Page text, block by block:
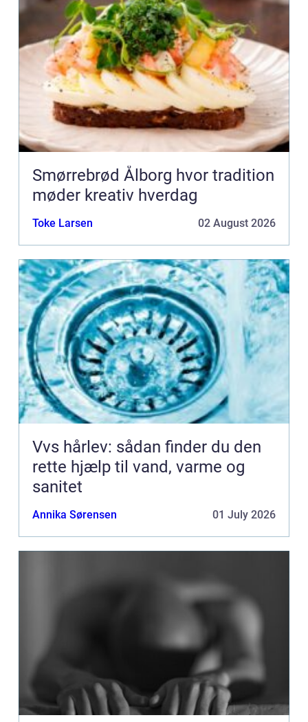
Smørrebrød Ålborg hvor tradition
møder kreativ hverdag
Toke Larsen 02 August 2026
Vvs hårlev: sådan finder du den
rette hjælp til vand, varme og
sanitet
Annika Sørensen 01 July 2026